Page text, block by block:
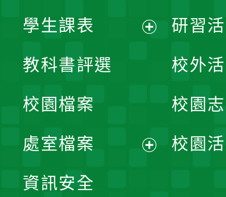
學生課表
單
教科書評選
校園檔案
處室檔案
資訊安全
研習
校外
校園
校園